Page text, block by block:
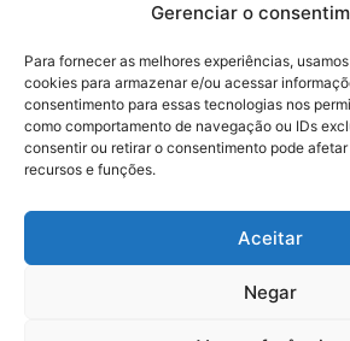
Gerenciar o
Para fornecer as melhores experiências,
cookies para armazenar e/ou acessar
consentimento para essas tecnologias nos
como comportamento de navegação ou IDs
consentir ou retirar o consentimento pode
recursos e funções.
Aceitar
Negar
E-mail:
Telefone: (82) 9 9691-
Responsável Técnico:
Rua do Sau - Centro -
© 2022 - 2026 Alagoas Brasil
direitos reservados.